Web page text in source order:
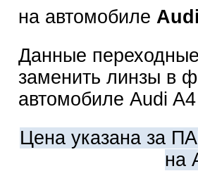
на автомобиле
Данные
заменить линзы в
автомобиле Audi
Цена указана за
на